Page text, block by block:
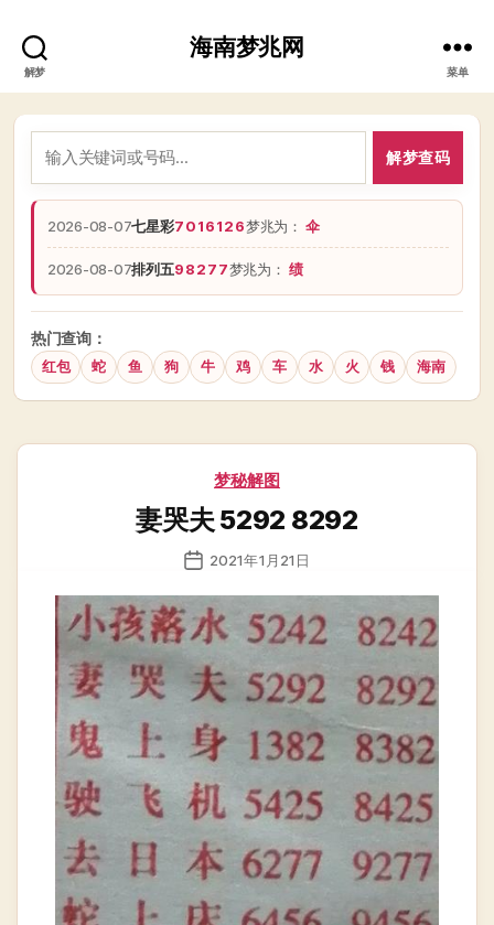
解梦
海南梦兆网
菜单
解梦查码
2026-08-07七星彩7016126梦兆为：伞
2026-08-07排列五98277梦兆为：绩
热门查询：
红包 蛇 鱼 狗 牛 鸡 车 水 火 钱 海南
分
梦秘解图
妻哭夫 5292 8292
发
日
期
2021年1月21日